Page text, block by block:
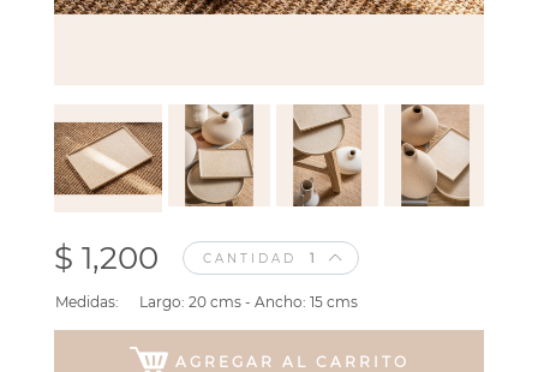
$ 1,200 CANTIDAD
Medidas: Largo: 20 cms - Ancho: 15 cms
AGREGAR AL CARRITO